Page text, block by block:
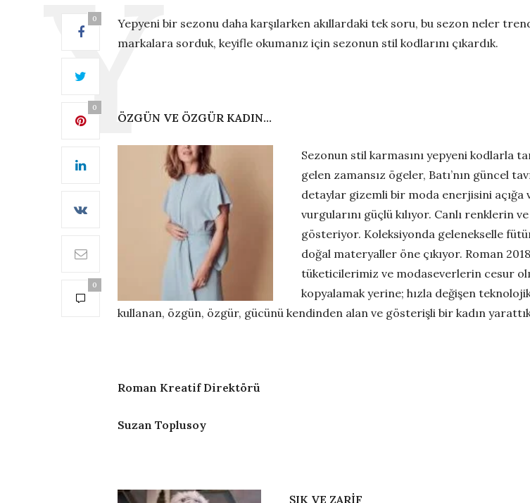
0
0
0
Yepyeni bir sezonu daha karşılarken akıllardaki tek soru, bu sezon neler
markalara sorduk, keyifle okumanız için sezonun stil kodlarını çıkardık.
ÖZGÜN VE ÖZGÜR KADIN…
Sezonun stil karmasını yepyeni kodlarla
gelen zamansız ögeler, Batı’nın güncel
detaylar gizemli bir moda enerjisini açığa
vurgularını güçlü kılıyor. Canlı renklerin
gösteriyor. Koleksiyonda gelenekselle
doğal materyaller öne çıkıyor. Roman
tüketicilerimiz ve modaseverlerin cesur
kopyalamak yerine; hızla değişen
kullanan, özgün, özgür, gücünü kendinden alan ve gösterişli bir kadın
Roman Kreatif Direktörü
Suzan Toplusoy
ŞIK VE ZARİF